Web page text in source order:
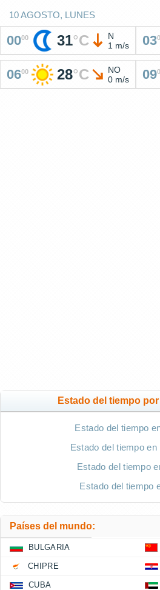
10 AGOSTO, LUNES
0000 31°C
N
1 m/s
03
0600 28°C
NO
0 m/s
09
Estado del tiempo
Estado del tiempo
Estado del tiempo
Estado del tiempo
Estado del tiempo
Países del mundo:
BULGARIA
CHIPRE
CUBA